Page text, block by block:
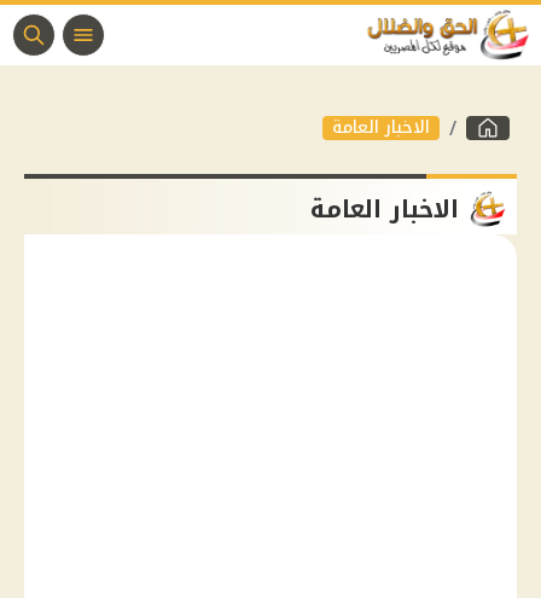
الاخبار العامة
الاخبار العامة